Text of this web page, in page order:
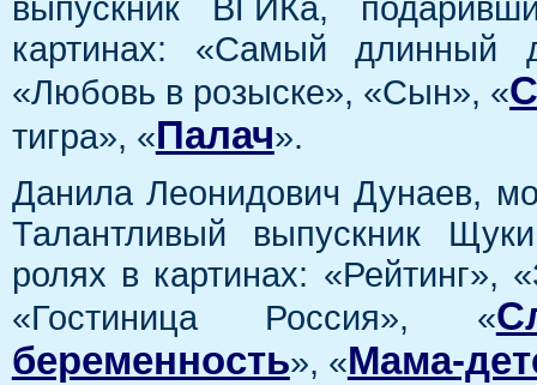
выпускник ВГИКа,
картинах: «Самый длинный
«Любовь в розыске», «Сын», «
тигра», «Палач».
Данила Леонидович Дунаев,
Талантливый выпускник
ролях в картинах:
«Гостиница Россия», «
беременность», «Мама-